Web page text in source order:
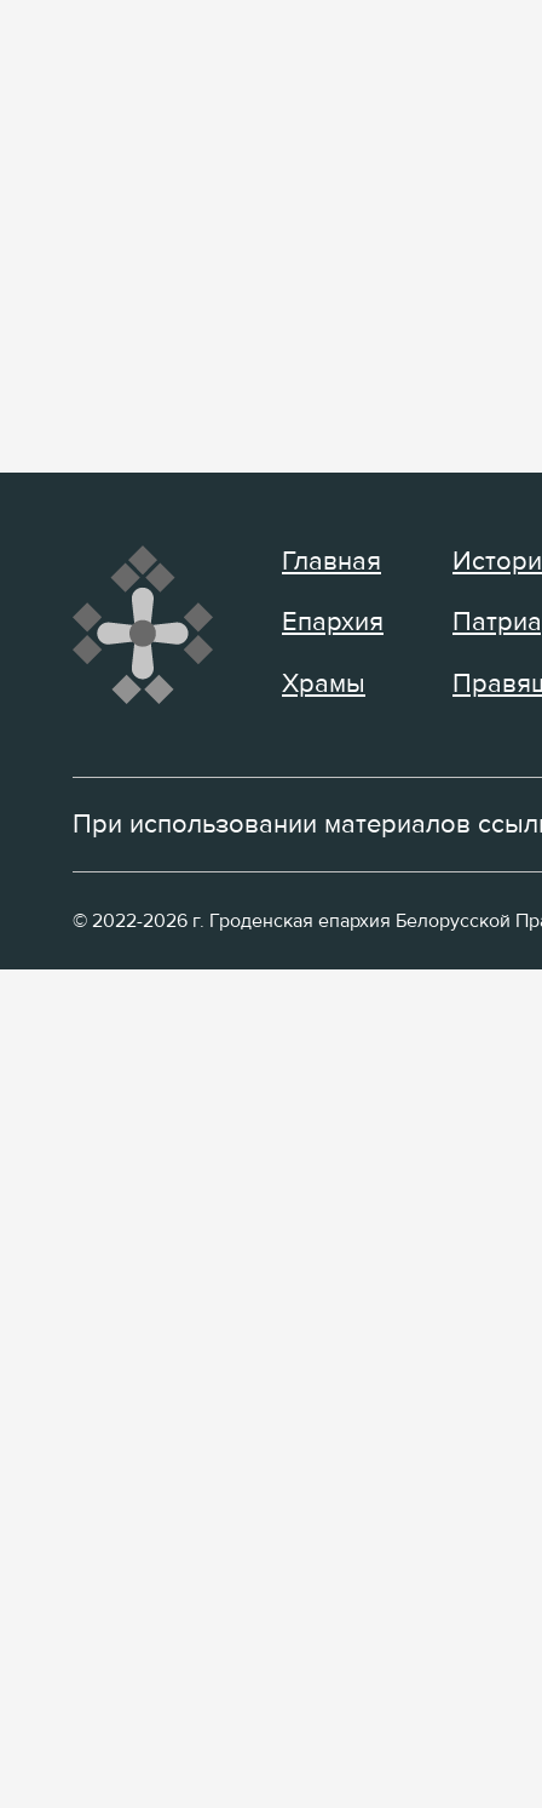
Главная
Епархия
Храмы
При использовании материалов
© 2022-2026 г. Гроденская епархия Белорусской